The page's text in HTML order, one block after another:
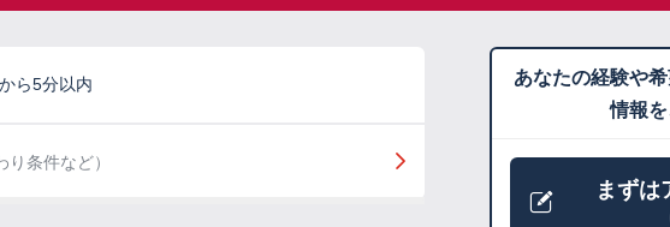
ら5分以内
条件など）
あなたの経験や
情報
まずは